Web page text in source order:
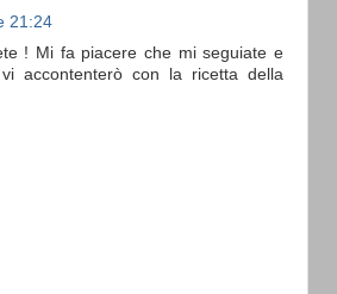
21:24
! Mi fa piacere che mi seguiate e
accontenterò con la ricetta della